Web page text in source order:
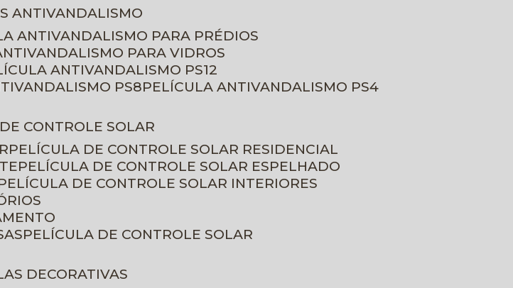
ANTIVANDALISMO
ANTIVANDALISMO PARA PRÉDIOS
PARA VIDROS
ANTIVANDALISMO PS12
PS8
PELÍCULA ANTIVANDALISMO PS4
DE CONTROLE SOLAR
PELÍCULA DE CONTROLE SOLAR RESIDENCIAL
PELÍCULA DE CONTROLE SOLAR ESPELHADO
PELÍCULA DE CONTROLE SOLAR INTERIORES
PELÍCULA DE CONTROLE SOLAR
DECORATIVAS